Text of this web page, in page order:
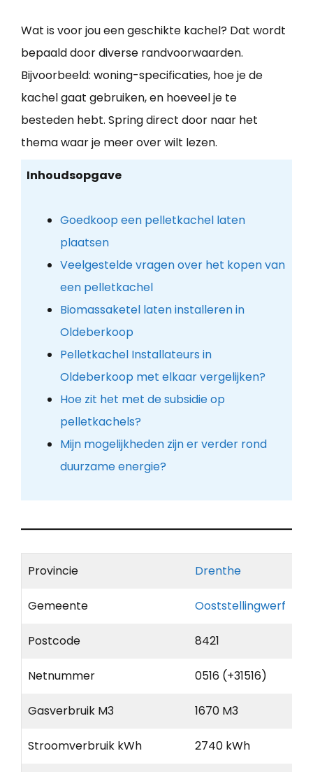
Wat is voor jou een geschikte kachel? Dat wordt
bepaald door diverse randvoorwaarden.
Bijvoorbeeld: woning-specificaties, hoe je de
kachel gaat gebruiken, en hoeveel je te
besteden hebt. Spring direct door naar het
thema waar je meer over wilt lezen.
Inhoudsopgave
Goedkoop een pelletkachel laten
plaatsen
Veelgestelde vragen over het kopen van
een pelletkachel
Biomassaketel laten installeren in
Oldeberkoop
Pelletkachel Installateurs in
Oldeberkoop met elkaar vergelijken?
Hoe zit het met de subsidie op
pelletkachels?
Mijn mogelijkheden zijn er verder rond
duurzame energie?
Provincie Drenthe
Gemeente Ooststellingwerf
Postcode 8421
Netnummer 0516 (+31516)
Gasverbruik M3 1670 M3
Stroomverbruik kWh 2740 kWh